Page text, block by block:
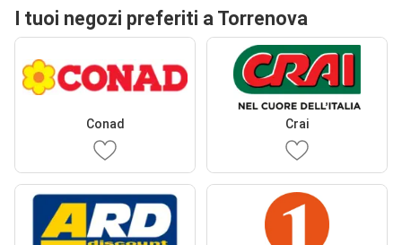
I tuoi negozi preferiti a Torrenova
Conad Crai